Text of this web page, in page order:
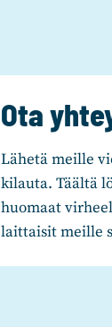
Ota
Lähetä meille
kilauta. Täältä
huomaat
laittaisit meille